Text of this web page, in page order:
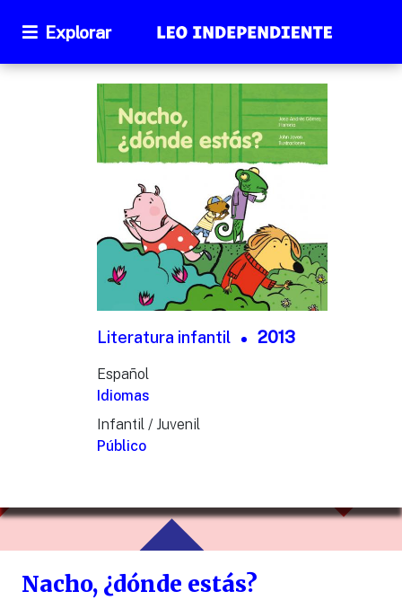
Explorar
Literatura infantil 2013
Español
Idiomas
Infantil / Juvenil
Público
Nacho, ¿dónde estás?